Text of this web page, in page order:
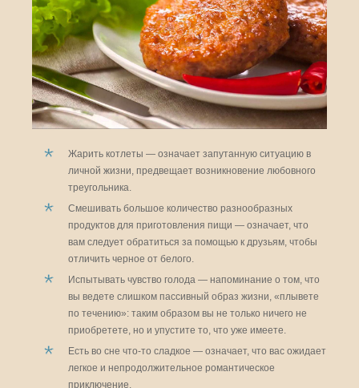
Жарить котлеты — означает запутанную ситуацию в
личной жизни, предвещает возникновение любовного
треугольника.
Смешивать большое количество разнообразных
продуктов для приготовления пищи — означает, что
вам следует обратиться за помощью к друзьям, чтобы
отличить черное от белого.
Испытывать чувство голода — напоминание о том, что
вы ведете слишком пассивный образ жизни, «плывете
по течению»: таким образом вы не только ничего не
приобретете, но и упустите то, что уже имеете.
Есть во сне что-то сладкое — означает, что вас ожидает
легкое и непродолжительное романтическое
приключение.